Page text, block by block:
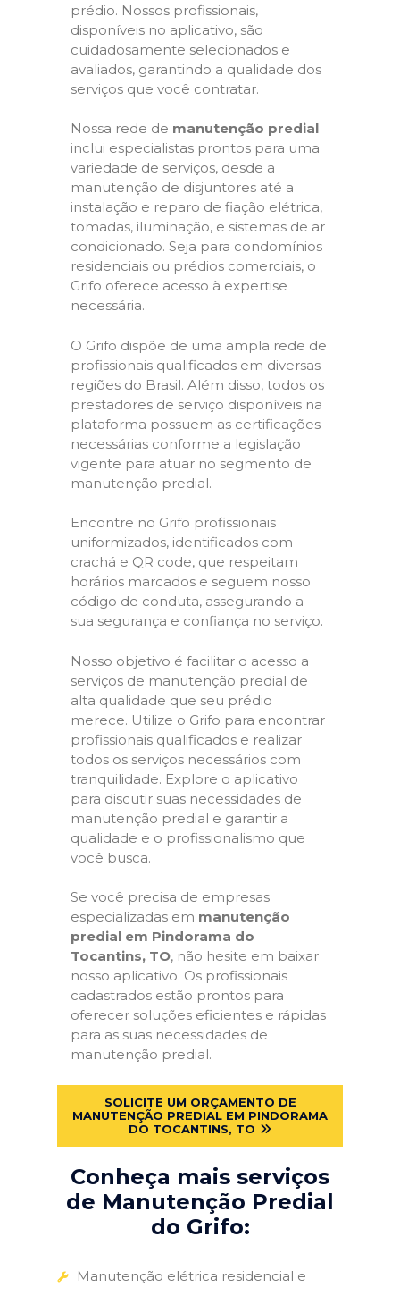
prédio. Nossos profissionais,
disponíveis no aplicativo, são
cuidadosamente selecionados e
avaliados, garantindo a qualidade dos
serviços que você contratar.
Nossa rede de manutenção predial
inclui especialistas prontos para uma
variedade de serviços, desde a
manutenção de disjuntores até a
instalação e reparo de fiação elétrica,
tomadas, iluminação, e sistemas de ar
condicionado. Seja para condomínios
residenciais ou prédios comerciais, o
Grifo oferece acesso à expertise
necessária.
O Grifo dispõe de uma ampla rede de
profissionais qualificados em diversas
regiões do Brasil. Além disso, todos os
prestadores de serviço disponíveis na
plataforma possuem as certificações
necessárias conforme a legislação
vigente para atuar no segmento de
manutenção predial.
Encontre no Grifo profissionais
uniformizados, identificados com
crachá e QR code, que respeitam
horários marcados e seguem nosso
código de conduta, assegurando a
sua segurança e confiança no serviço.
Nosso objetivo é facilitar o acesso a
serviços de manutenção predial de
alta qualidade que seu prédio
merece. Utilize o Grifo para encontrar
profissionais qualificados e realizar
todos os serviços necessários com
tranquilidade. Explore o aplicativo
para discutir suas necessidades de
manutenção predial e garantir a
qualidade e o profissionalismo que
você busca.
Se você precisa de empresas
especializadas em manutenção
predial em Pindorama do
Tocantins, TO, não hesite em baixar
nosso aplicativo. Os profissionais
cadastrados estão prontos para
oferecer soluções eficientes e rápidas
para as suas necessidades de
manutenção predial.
SOLICITE UM ORÇAMENTO DE
MANUTENÇÃO PREDIAL EM PINDORAMA
DO TOCANTINS, TO
Conheça mais serviços
de Manutenção Predial
do Grifo:
Manutenção elétrica residencial e